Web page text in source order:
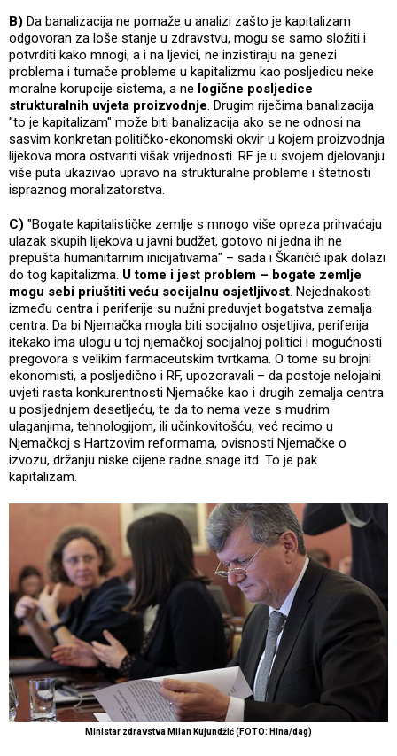
B) Da banalizacija ne pomaže u analizi zašto je kapitalizam
odgovoran za loše stanje u zdravstvu, mogu se samo složiti i
potvrditi kako mnogi, a i na ljevici, ne inzistiraju na genezi
problema i tumače probleme u kapitalizmu kao posljedicu neke
moralne korupcije sistema, a ne logične posljedice
strukturalnih uvjeta proizvodnje. Drugim riječima banalizacija
"to je kapitalizam" može biti banalizacija ako se ne odnosi na
sasvim konkretan političko-ekonomski okvir u kojem proizvodnja
lijekova mora ostvariti višak vrijednosti. RF je u svojem djelovanju
više puta ukazivao upravo na strukturalne probleme i štetnosti
ispraznog moralizatorstva.
C) "Bogate kapitalističke zemlje s mnogo više opreza prihvaćaju
ulazak skupih lijekova u javni budžet, gotovo ni jedna ih ne
prepušta humanitarnim inicijativama" – sada i Škaričić ipak dolazi
do tog kapitalizma. U tome i jest problem – bogate zemlje
mogu sebi priuštiti veću socijalnu osjetljivost. Nejednakosti
između centra i periferije su nužni preduvjet bogatstva zemalja
centra. Da bi Njemačka mogla biti socijalno osjetljiva, periferija
itekako ima ulogu u toj njemačkoj socijalnoj politici i mogućnosti
pregovora s velikim farmaceutskim tvrtkama. O tome su brojni
ekonomisti, a posljedično i RF, upozoravali – da postoje nelojalni
uvjeti rasta konkurentnosti Njemačke kao i drugih zemalja centra
u posljednjem desetljeću, te da to nema veze s mudrim
ulaganjima, tehnologijom, ili učinkovitošću, već recimo u
Njemačkoj s Hartzovim reformama, ovisnosti Njemačke o
izvozu, držanju niske cijene radne snage itd. To je pak
kapitalizam.
Ministar zdravstva Milan Kujundžić (FOTO: Hina/dag)